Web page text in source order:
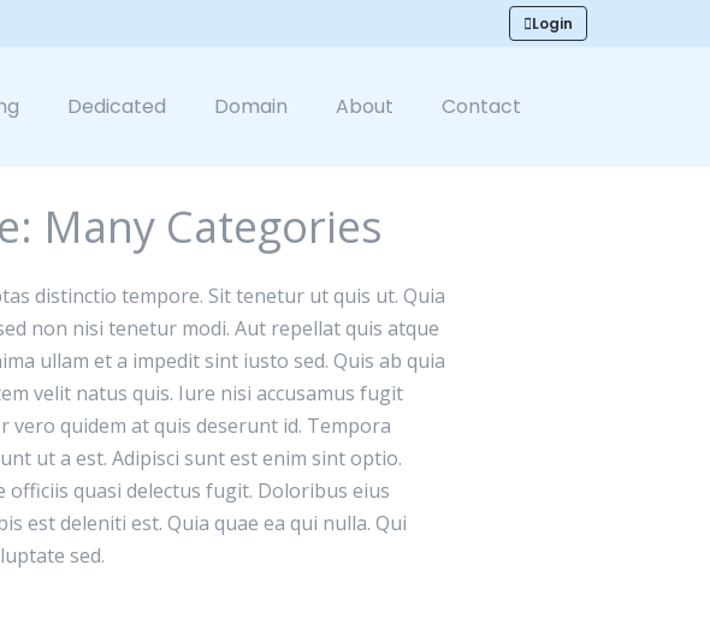
Login
Dedicated Domain About Contact
Many Categories
distinctio tempore. Sit tenetur ut quis ut. Quia
non nisi tenetur modi. Aut repellat quis atque
ullam et a impedit sint iusto sed. Quis ab quia
velit natus quis. Iure nisi accusamus fugit
vero quidem at quis deserunt id. Tempora
ut a est. Adipisci sunt est enim sint optio.
officiis quasi delectus fugit. Doloribus eius
est deleniti est. Quia quae ea qui nulla. Qui
sed.